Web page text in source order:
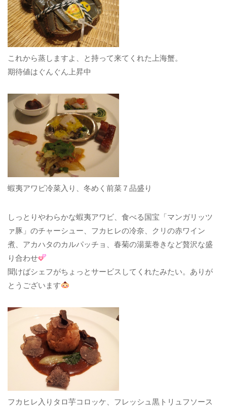
これから蒸しますよ、と持って来てくれた上海蟹。
期待値はぐんぐん上昇中
蝦夷アワビ冷菜入り、冬めく前菜７品盛り
しっとりやわらかな蝦夷アワビ、食べる国宝「マンガリッツ
ァ豚」のチャーシュー、フカヒレの冷奈、クリの赤ワイン
煮、アカハタのカルパッチョ、春菊の湯葉巻きなど贅沢な盛
り合わせ
聞けばシェフがちょっとサービスしてくれたみたい。ありが
とうございます
フカヒレ入りタロ芋コロッケ、フレッシュ黒トリュフソース